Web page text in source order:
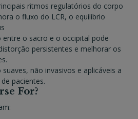
ritmos regulatórios do corpo
o fluxo do LCR, o equilíbrio
entre o sacro e o occipital pode
persistentes e melhorar os
não invasivos e aplicáveis ​​a
pacientes.
For?